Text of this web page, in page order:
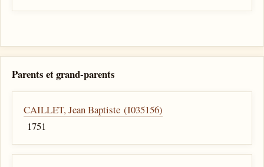
Parents et grand-parents
CAILLET, Jean Baptiste (I035156)
1751